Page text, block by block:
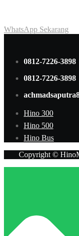
WhatsApp Sekarang
0812-7226-3898
0812-7226-3898
Hino 300
Hino 500
Hino Bus
Copyright ©